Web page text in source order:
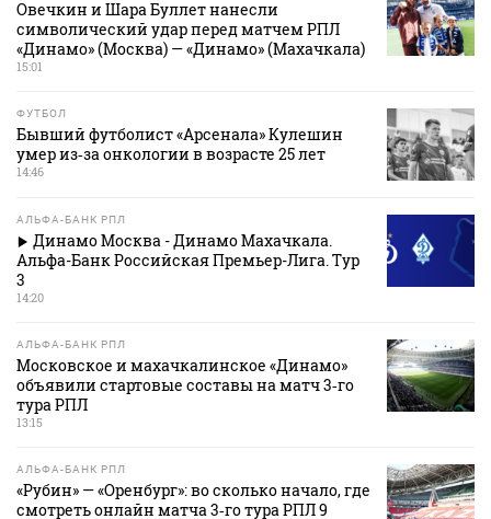
Овечкин и Шара Буллет нанесли
символический удар перед матчем РПЛ
«Динамо» (Москва) — «Динамо» (Махачкала)
15:01
ФУТБОЛ
Бывший футболист «Арсенала» Кулешин
умер из‑за онкологии в возрасте 25 лет
14:46
АЛЬФА-БАНК РПЛ
Динамо Москва - Динамо Махачкала.
Альфа-Банк Российская Премьер-Лига. Тур
3
14:20
АЛЬФА-БАНК РПЛ
Московское и махачкалинское «Динамо»
объявили стартовые составы на матч 3‑го
тура РПЛ
13:15
АЛЬФА-БАНК РПЛ
«Рубин» — «Оренбург»: во сколько начало, где
смотреть онлайн матча 3‑го тура РПЛ 9